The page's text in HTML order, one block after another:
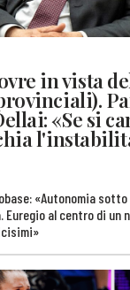
in vista
«Se si
«Autonomia
Euregio al centro di